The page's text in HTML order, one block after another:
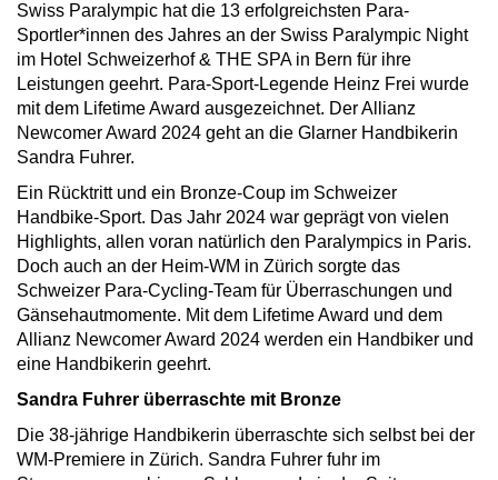
Swiss Paralympic hat die 13 erfolgreichsten Para-
Sportler*innen des Jahres an der Swiss Paralympic Night
im Hotel Schweizerhof & THE SPA in Bern für ihre
Leistungen geehrt. Para-Sport-Legende Heinz Frei wurde
mit dem Lifetime Award ausgezeichnet. Der Allianz
Newcomer Award 2024 geht an die Glarner Handbikerin
Sandra Fuhrer.
Ein Rücktritt und ein Bronze-Coup im Schweizer
Handbike-Sport. Das Jahr 2024 war geprägt von vielen
Highlights, allen voran natürlich den Paralympics in Paris.
Doch auch an der Heim-WM in Zürich sorgte das
Schweizer Para-Cycling-Team für Überraschungen und
Gänsehautmomente. Mit dem Lifetime Award und dem
Allianz Newcomer Award 2024 werden ein Handbiker und
eine Handbikerin geehrt.
Sandra Fuhrer überraschte mit Bronze
Die 38-jährige Handbikerin überraschte sich selbst bei der
WM-Premiere in Zürich. Sandra Fuhrer fuhr im